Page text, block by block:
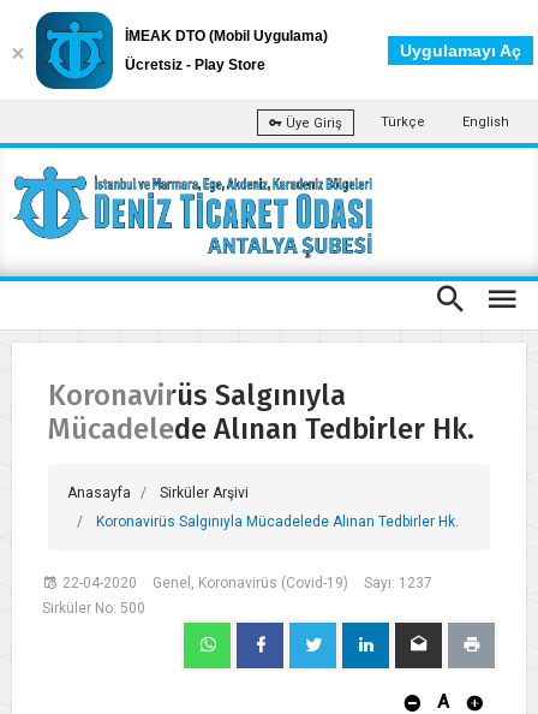
Üye Giriş Türkçe English
Koronavirüs Salgınıyla
Mücadelede Alınan Tedbirler Hk.
Anasayfa
Sirküler Arşivi
Koronavirüs Salgınıyla Mücadelede Alınan Tedbirler Hk.
22-04-2020 Genel, Koronavirüs (Covid-19)
Sayı: 1237
Sirküler No: 500
A
İMEAK DTO (Mobil Uygulama)
Ücretsiz - Play Store
Uygulamayı Aç